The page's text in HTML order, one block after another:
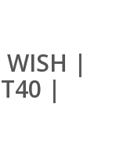
|
|